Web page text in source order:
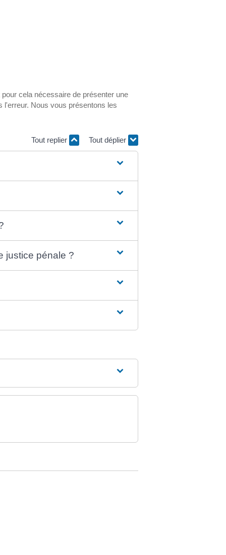
cela nécessaire de présenter une
l'erreur. Nous vous présentons les
Tout replier Tout déplier
justice pénale ?